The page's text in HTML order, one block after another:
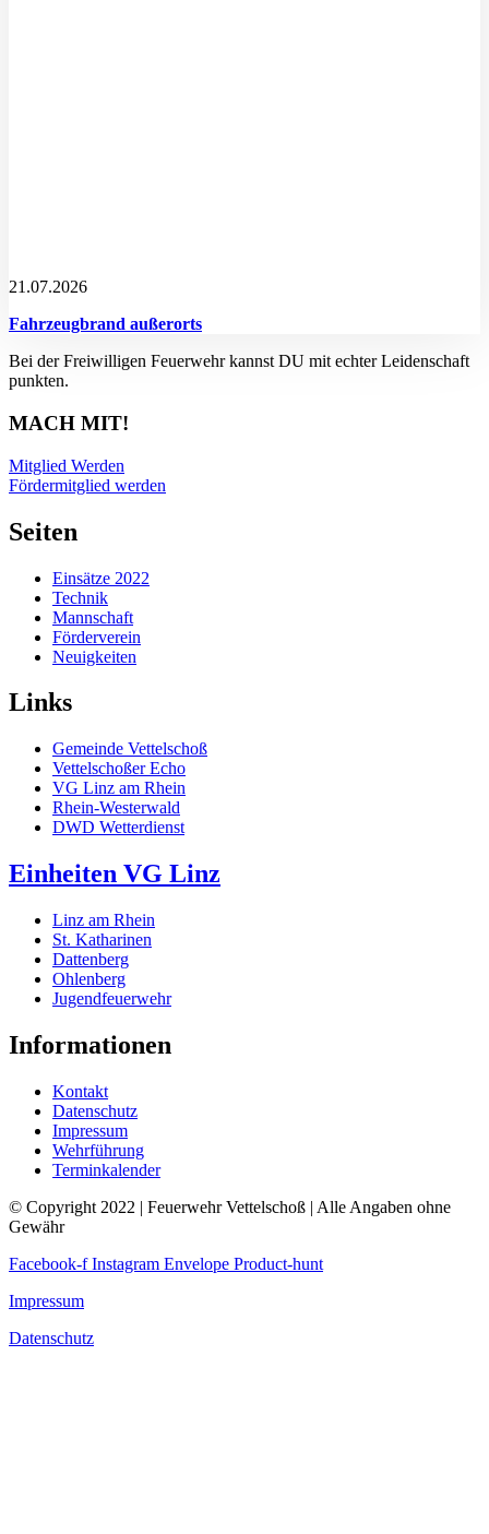
21.07.2026
Fahrzeugbrand außerorts
Bei der Freiwilligen Feuerwehr kannst DU mit echter Leidenschaft
punkten.
MACH MIT!
Mitglied Werden
Fördermitglied werden
Seiten
Einsätze 2022
Technik
Mannschaft
Förderverein
Neuigkeiten
Links
Gemeinde Vettelschoß
Vettelschoßer Echo
VG Linz am Rhein
Rhein-Westerwald
DWD Wetterdienst
Einheiten VG Linz
Linz am Rhein
St. Katharinen
Dattenberg
Ohlenberg
Jugendfeuerwehr
Informationen
Kontakt
Datenschutz
Impressum
Wehrführung
Terminkalender
© Copyright 2022 | Feuerwehr Vettelschoß | Alle Angaben ohne
Gewähr
Facebook-f Instagram Envelope Product-hunt
Impressum
Datenschutz